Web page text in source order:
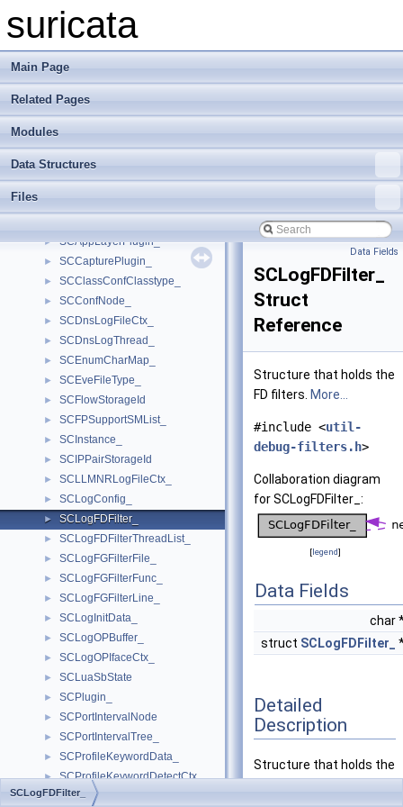
suricata
Main Page
Related Pages
Modules
Data Structures
Files
► RuleAnalyzer
► RunMode_
► RunModes_
► SCACCtx_
► SCACTileCtx_
► SCACTileOutputTable_
► SCAppLayerPlugin_
► SCCapturePlugin_
► SCClassConfClasstype_
► SCConfNode_
► SCDnsLogFileCtx_
► SCDnsLogThread_
► SCEnumCharMap_
► SCEveFileType_
► SCFlowStorageId
► SCFPSupportSMList_
► SCInstance_
► SCIPPairStorageId
► SCLLMNRLogFileCtx_
► SCLogConfig_
► SCLogFDFilter_
► SCLogFDFilterThreadList_
► SCLogFGFilterFile_
► SCLogFGFilterFunc_
► SCLogFGFilterLine_
► SCLogInitData_
► SCLogOPBuffer_
► SCLogOPIfaceCtx_
► SCLuaSbState
► SCPlugin_
► SCPortIntervalNode
► SCPortIntervalTree_
► SCProfileKeywordData_
► SCProfileKeywordDetectCtx_
► SCProfilePacketData_
Data Fields
SCLogFDFilter_
Struct
Reference
Structure that holds the
FD filters. More...
#include <util-
debug-filters.h>
Collaboration diagram
for SCLogFDFilter_:
[legend]
Data Fields
char
struct SCLogFDFilter_
Detailed
Description
Structure that holds the
SCLogFDFilter_